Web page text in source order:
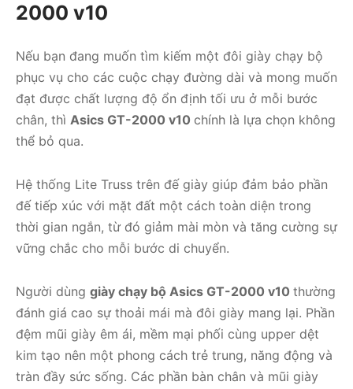
2000 v10
Nếu bạn đang muốn tìm kiếm một đôi giày chạy bộ
phục vụ cho các cuộc chạy đường dài và mong muốn
đạt được chất lượng độ ổn định tối ưu ở mỗi bước
chân, thì Asics GT-2000 v10 chính là lựa chọn không
thể bỏ qua.
Hệ thống Lite Truss trên đế giày giúp đảm bảo phần
đế tiếp xúc với mặt đất một cách toàn diện trong
thời gian ngắn, từ đó giảm mài mòn và tăng cường sự
vững chắc cho mỗi bước di chuyển.
Người dùng giày chạy bộ Asics GT-2000 v10 thường
đánh giá cao sự thoải mái mà đôi giày mang lại. Phần
đệm mũi giày êm ái, mềm mại phối cùng upper dệt
kim tạo nên một phong cách trẻ trung, năng động và
tràn đầy sức sống. Các phần bàn chân và mũi giày